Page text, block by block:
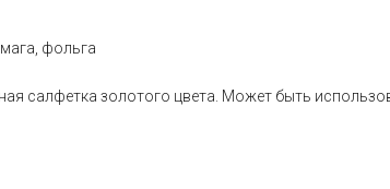
фольга
салфетка золотого цвета. Может быть